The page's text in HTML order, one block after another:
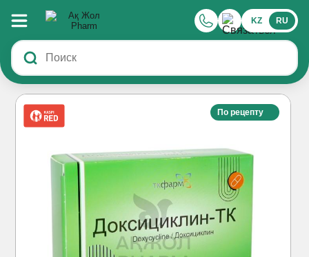
KZ RU
По рецепту